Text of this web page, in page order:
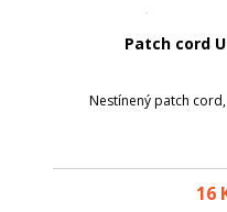
Patch cord
Nestínený patch
16